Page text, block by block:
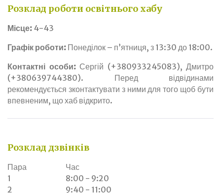
Розклад роботи освітнього хабу
Місце: 4-43
Графік роботи: Понеділок – п’ятниця, з 13:30 до 18:00.
Контактні особи:Сергій (+380933245083), Дмитро
(+380639744380). Перед відвідинами
рекомендується зконтактувати з ними для того щоб бути
впевненим, що хаб відкрито.
Розклад дзвінків
Пара
Час
1
8:00 - 9:20
2
9:40 - 11:00